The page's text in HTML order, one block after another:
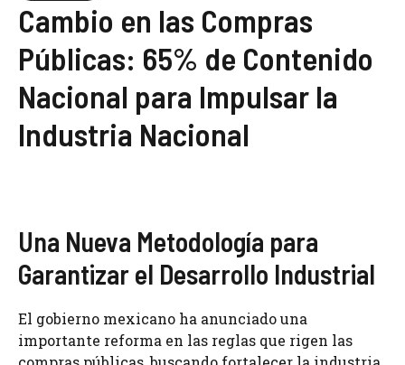
Cambio en las Compras
Públicas: 65% de Contenido
Nacional para Impulsar la
Industria Nacional
Una Nueva Metodología para
Garantizar el Desarrollo Industrial
El gobierno mexicano ha anunciado una
importante reforma en las reglas que rigen las